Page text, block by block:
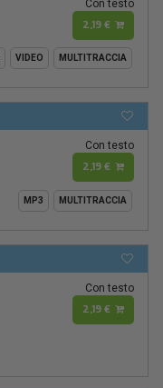
Con testo
2,19 €
VIDEO MULTITRACCIA
Con testo
2,19 €
MP3 MULTITRACCIA
Con testo
2,19 €